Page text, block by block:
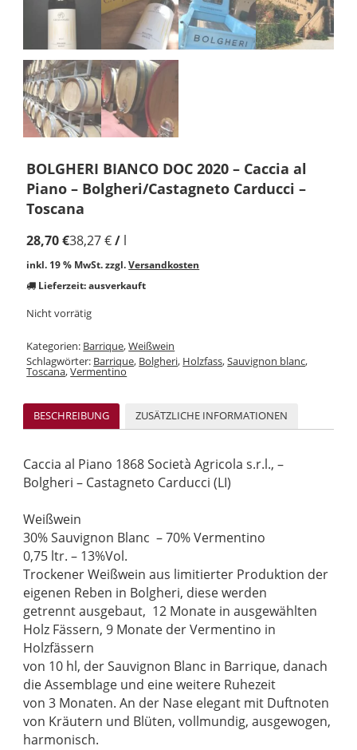
BOLGHERI BIANCO DOC 2020 – Caccia al
Piano – Bolgheri/Castagneto Carducci –
Toscana
28,70€38,27€/ l
inkl. 19 % MwSt. zzgl.Versandkosten
Lieferzeit:ausverkauft
Nicht vorrätig
Kategorien: Barrique,Weißwein
Schlagwörter: Barrique, Bolgheri, Holzfass,Sauvignon blanc,
Toscana,Vermentino
BESCHREIBUNG ZUSÄTZLICHE INFORMATIONEN
Caccia al Piano 1868 Società Agricola s.r.l., –
Bolgheri – Castagneto Carducci (LI)
Weißwein
30% Sauvignon Blanc – 70% Vermentino
0,75 ltr. – 13%Vol.
Trockener Weißwein aus limitierter Produktion der
eigenen Reben in Bolgheri, diese werden
getrennt ausgebaut, 12 Monate in ausgewählten
Holz Fässern, 9 Monate der Vermentino in
Holzfässern
von 10 hl, der Sauvignon Blanc in Barrique, danach
die Assemblage und eine weitere Ruhezeit
von 3 Monaten. An der Nase elegant mit Duftnoten
von Kräutern und Blüten, vollmundig, ausgewogen,
harmonisch.